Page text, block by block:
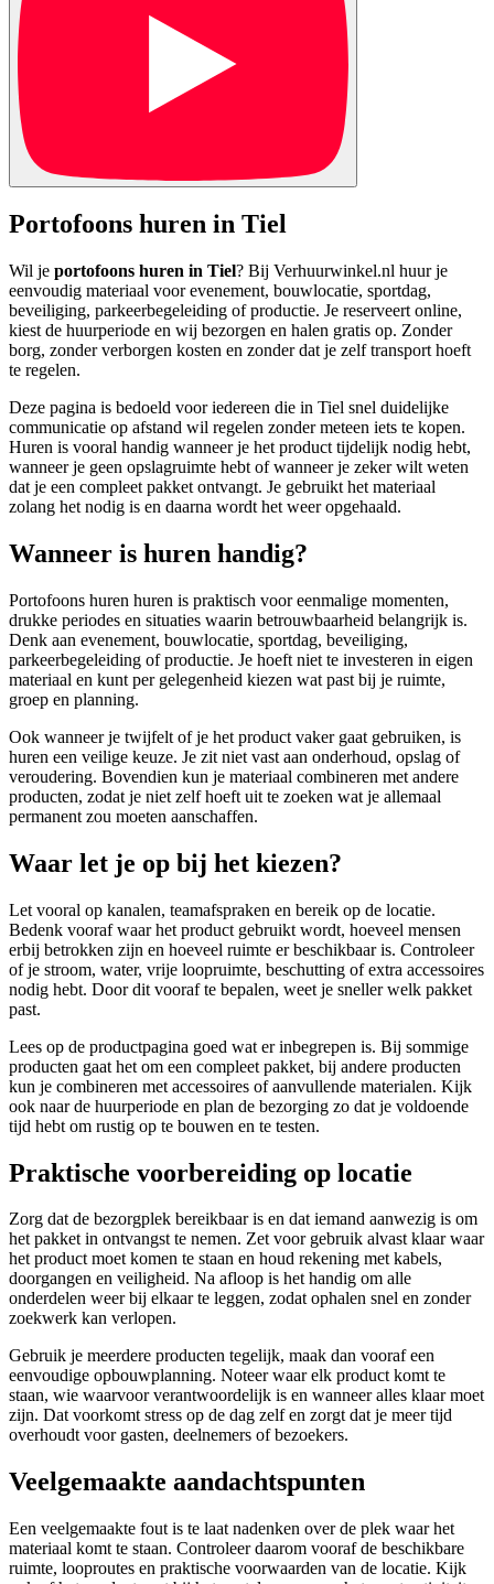
Portofoons huren in Tiel
Wil je portofoons huren in Tiel? Bij Verhuurwinkel.nl huur je
eenvoudig materiaal voor evenement, bouwlocatie, sportdag,
beveiliging, parkeerbegeleiding of productie. Je reserveert online,
kiest de huurperiode en wij bezorgen en halen gratis op. Zonder
borg, zonder verborgen kosten en zonder dat je zelf transport hoeft
te regelen.
Deze pagina is bedoeld voor iedereen die in Tiel snel duidelijke
communicatie op afstand wil regelen zonder meteen iets te kopen.
Huren is vooral handig wanneer je het product tijdelijk nodig hebt,
wanneer je geen opslagruimte hebt of wanneer je zeker wilt weten
dat je een compleet pakket ontvangt. Je gebruikt het materiaal
zolang het nodig is en daarna wordt het weer opgehaald.
Wanneer is huren handig?
Portofoons huren huren is praktisch voor eenmalige momenten,
drukke periodes en situaties waarin betrouwbaarheid belangrijk is.
Denk aan evenement, bouwlocatie, sportdag, beveiliging,
parkeerbegeleiding of productie. Je hoeft niet te investeren in eigen
materiaal en kunt per gelegenheid kiezen wat past bij je ruimte,
groep en planning.
Ook wanneer je twijfelt of je het product vaker gaat gebruiken, is
huren een veilige keuze. Je zit niet vast aan onderhoud, opslag of
veroudering. Bovendien kun je materiaal combineren met andere
producten, zodat je niet zelf hoeft uit te zoeken wat je allemaal
permanent zou moeten aanschaffen.
Waar let je op bij het kiezen?
Let vooral op kanalen, teamafspraken en bereik op de locatie.
Bedenk vooraf waar het product gebruikt wordt, hoeveel mensen
erbij betrokken zijn en hoeveel ruimte er beschikbaar is. Controleer
of je stroom, water, vrije loopruimte, beschutting of extra accessoires
nodig hebt. Door dit vooraf te bepalen, weet je sneller welk pakket
past.
Lees op de productpagina goed wat er inbegrepen is. Bij sommige
producten gaat het om een compleet pakket, bij andere producten
kun je combineren met accessoires of aanvullende materialen. Kijk
ook naar de huurperiode en plan de bezorging zo dat je voldoende
tijd hebt om rustig op te bouwen en te testen.
Praktische voorbereiding op locatie
Zorg dat de bezorgplek bereikbaar is en dat iemand aanwezig is om
het pakket in ontvangst te nemen. Zet voor gebruik alvast klaar waar
het product moet komen te staan en houd rekening met kabels,
doorgangen en veiligheid. Na afloop is het handig om alle
onderdelen weer bij elkaar te leggen, zodat ophalen snel en zonder
zoekwerk kan verlopen.
Gebruik je meerdere producten tegelijk, maak dan vooraf een
eenvoudige opbouwplanning. Noteer waar elk product komt te
staan, wie waarvoor verantwoordelijk is en wanneer alles klaar moet
zijn. Dat voorkomt stress op de dag zelf en zorgt dat je meer tijd
overhoudt voor gasten, deelnemers of bezoekers.
Veelgemaakte aandachtspunten
Een veelgemaakte fout is te laat nadenken over de plek waar het
materiaal komt te staan. Controleer daarom vooraf de beschikbare
ruimte, looproutes en praktische voorwaarden van de locatie. Kijk